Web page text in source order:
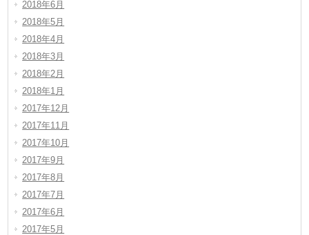
2018年6月
2018年5月
2018年4月
2018年3月
2018年2月
2018年1月
2017年12月
2017年11月
2017年10月
2017年9月
2017年8月
2017年7月
2017年6月
2017年5月